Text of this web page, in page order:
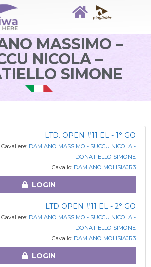
MASSIMO –
NICOLA –
SIMONE
LTD. OPEN #11 EL - 1° GO
Cavaliere: DAMIANO MASSIMO - SUCCU NICOLA -
DONATIELLO SIMONE
Cavallo: DAMIANO MOLISIAJR3
LOGIN
LTD OPEN #11 EL - 2° GO
Cavaliere: DAMIANO MASSIMO - SUCCU NICOLA -
DONATIELLO SIMONE
Cavallo: DAMIANO MOLISIAJR3
LOGIN